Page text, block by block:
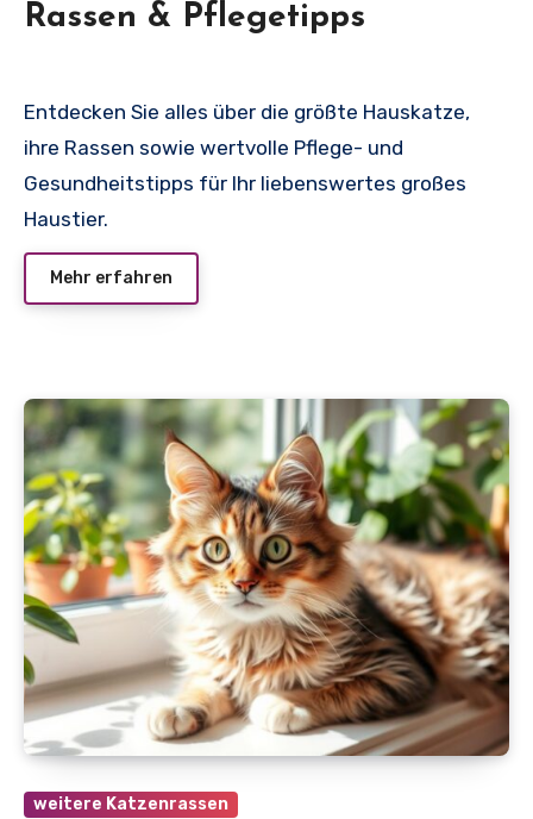
Rassen & Pflegetipps
Entdecken Sie alles über die größte Hauskatze,
ihre Rassen sowie wertvolle Pflege- und
Gesundheitstipps für Ihr liebenswertes großes
Haustier.
Mehr erfahren
weitere Katzenrassen